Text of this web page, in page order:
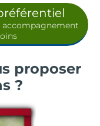
accompagnement
proposer
?